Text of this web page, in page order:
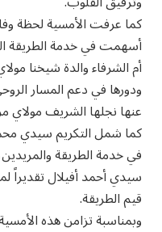
كما عرفت الأمسية لحظة
أسهمت في خدمة الطريقة
أم الشرفاء والدة شيخنا
ودورها في دعم المسار
عنها نجلها الشريف مولاي
كما شمل التكريم سيدي
في خدمة الطريقة
سيدي أحمد أفيلال
قيم الطريقة.
وبمناسبة تزامن هذه